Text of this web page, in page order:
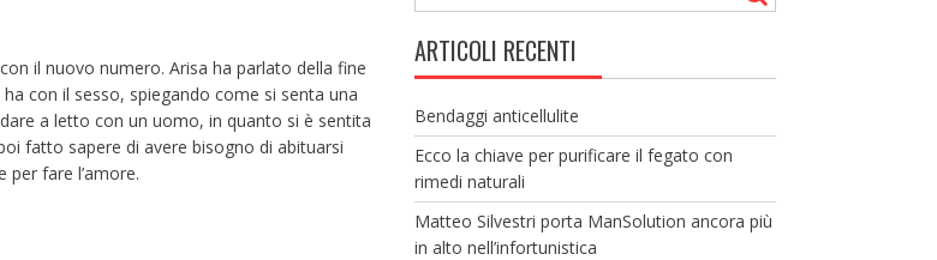
il nuovo numero. Arisa ha parlato della fine
con il sesso, spiegando come si senta una
a letto con un uomo, in quanto si è sentita
fatto sapere di avere bisogno di abituarsi
per fare l’amore.
ARTICOLI RECENTI
Bendaggi anticellulite
Ecco la chiave per purificare il fegato con
rimedi naturali
Matteo Silvestri porta ManSolution ancora più
in alto nell’infortunistica